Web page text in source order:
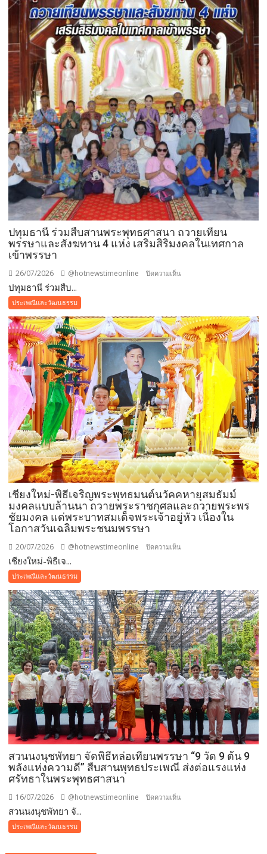
ปทุมธานี ร่วมสืบสานพระพุทธศาสนา ถวายเทียน
พรรษาและสังฆทาน 4 แห่ง เสริมสิริมงคลในเทศกาล
เข้าพรรษา
26/07/2026 @hotnewstimeonline ปิดความเห็น
ศาสนา
ถวาย
เทียน
พรรษา
และ
สังฆทาน
แห่ง
เสริม
สิริ
มงคล
ใน
เทศกาล
เข้า
พรรษา
ปทุมธานี ร่วมสืบ...
ประเพณีและวัฒนธรรม
เชียงใหม่-พิธีเจริญพระพุทธมนต์นวัคคหายุสมธัมม์
มงคลแบบล้านนา ถวายพระราชกุศลและถวายพระพร
ชัยมงคล แด่พระบาทสมเด็จพระเจ้าอยู่หัว เนื่องใน
โอกาสวันเฉลิมพระชนมพรรษา
20/07/2026 @hotnewstimeonline ปิดความเห็น
พระพุทธ
มนต์
นวัค
คหา
ยุ
สม
ธัมม์
มงคล
แบบ
ล้าน
นา
ถวาย
พระ
ราช
เชียงใหม่-พิธีเจ...
ประเพณีและวัฒนธรรม
สวนนงนุชพัทยา จัดพิธีหล่อเทียนพรรษา “9 วัด 9 ต้น 9
พลังแห่งความดี” สืบสานพุทธประเพณี ส่งต่อแรงแห่ง
ศรัทธาในพระพุทธศาสนา
16/07/2026 @hotnewstimeonline ปิดความเห็น
สวนนงนุชพัทยา จั...
ประเพณีและวัฒนธรรม